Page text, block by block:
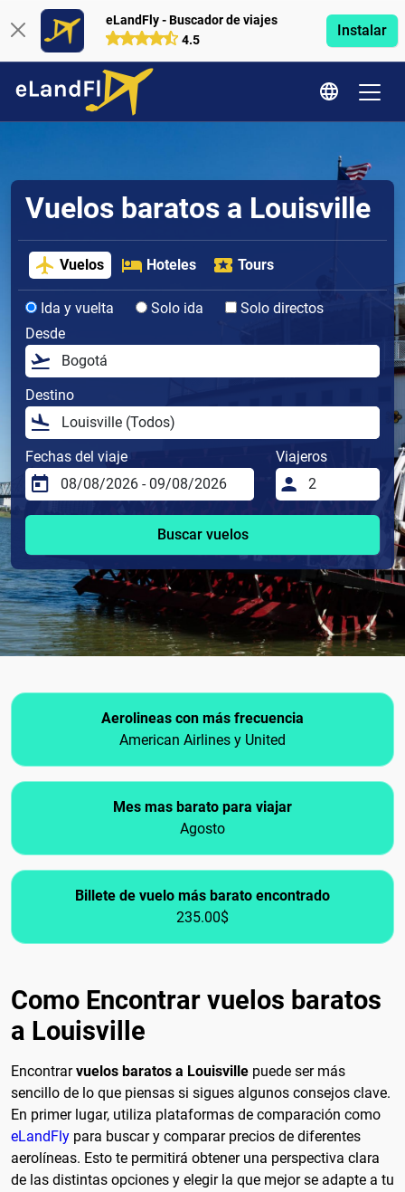
eLandFly - Buscador de viajes
4.5
Instalar
Vuelos baratos a Louisville
Vuelos Hoteles Tours
Ida y vuelta Solo ida
Solo directos
Desde
Destino
Fechas del viaje Viajeros
Buscar vuelos
Aerolineas con más frecuencia
American Airlines y United
Mes mas barato para viajar
Agosto
Billete de vuelo más barato encontrado
235.00$
Como Encontrar vuelos baratos
a Louisville
Encontrarvuelos baratos a Louisville puede ser más
sencillo de lo que piensas si sigues algunos consejos clave.
En primer lugar, utiliza plataformas de comparación como
eLandFly para buscar y comparar precios de diferentes
aerolíneas. Esto te permitirá obtener una perspectiva clara
de las distintas opciones y elegir la que mejor se adapte a tu